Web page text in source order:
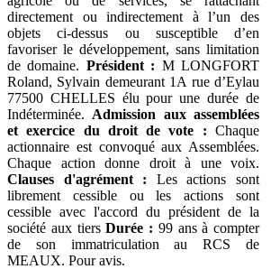
directement ou indirectement à l’un des
objets ci-dessus ou susceptible d’en
favoriser le développement, sans limitation
de domaine. Président : M LONGFORT
Roland, Sylvain demeurant 1A rue d’Eylau
77500 CHELLES élu pour une durée de
Indéterminée. Admission aux assemblées
et exercice du droit de vote : Chaque
actionnaire est convoqué aux Assemblées.
Chaque action donne droit à une voix.
Clauses d'agrément : Les actions sont
librement cessible ou les actions sont
cessible avec l'accord du président de la
société aux tiersDurée : 99 ans à compter
de son immatriculation au RCS de
MEAUX. Pour avis.